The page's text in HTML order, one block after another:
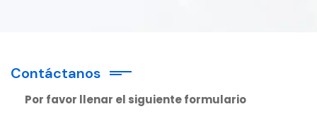
Contáctanos
Por favor llenar el siguiente formulario